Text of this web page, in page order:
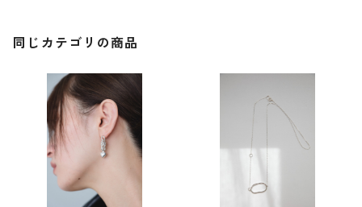
同じカテゴリの商品